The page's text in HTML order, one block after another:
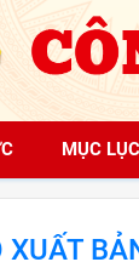
MỤC LỤC
XUẤT